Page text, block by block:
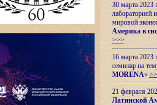
30 марта 2023
лабораторией
мировой
Америка в
>>>
16 марта 2023
семинар на
MORENA»
21 февраля
Латинской